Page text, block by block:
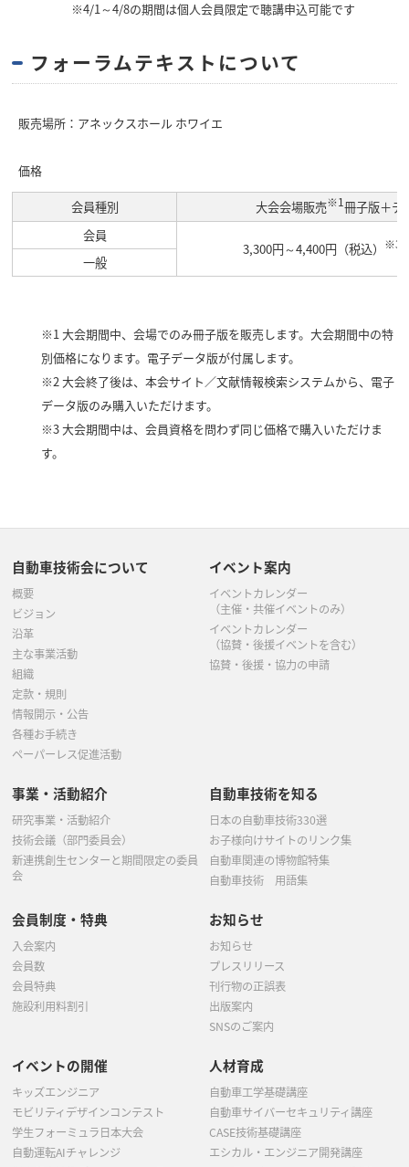
※4/1～4/8の期間は個人会員限定で聴講申込可能です
フォーラムテキストについて
販売場所：アネックスホール ホワイエ
価格
会員種別 大会会場販売※1冊子版＋デ
会員
3,300円～4,400円（税込） ※3
一般
※1 大会期間中、会場でのみ冊子版を販売します。大会期間中の特
別価格になります。電子データ版が付属します。
※2 大会終了後は、本会サイト／文献情報検索システムから、電子
データ版のみ購入いただけます。
※3 大会期間中は、会員資格を問わず同じ価格で購入いただけま
す。
自動車技術会について
概要
ビジョン
沿革
主な事業活動
組織
定款・規則
情報開示・公告
各種お手続き
ペーパーレス促進活動
イベント案内
イベントカレンダー
（主催・共催イベントのみ）
イベントカレンダー
（協賛・後援イベントを含む）
協賛・後援・協力の申請
事業・活動紹介
研究事業・活動紹介
技術会議（部門委員会）
新連携創生センターと期間限定の委員
会
自動車技術を知る
日本の自動車技術330選
お子様向けサイトのリンク集
自動車関連の博物館特集
自動車技術 用語集
会員制度・特典
入会案内
会員数
会員特典
施設利用料割引
お知らせ
お知らせ
プレスリリース
刊行物の正誤表
出版案内
SNSのご案内
イベントの開催
キッズエンジニア
モビリティデザインコンテスト
学生フォーミュラ日本大会
自動運転AIチャレンジ
人材育成
自動車工学基礎講座
自動車サイバーセキュリティ講座
CASE技術基礎講座
エシカル・エンジニア開発講座